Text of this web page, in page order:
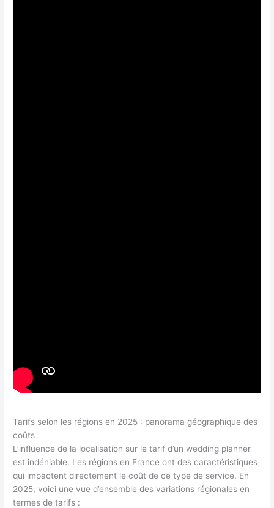
Tarifs selon les régions en 2025 : panorama géographique des
coûts
L’influence de la localisation sur le tarif d’un wedding planner
est indéniable. Les régions en France ont des caractéristiques
qui impactent directement le coût de ce type de service. En
2025, voici une vue d’ensemble des variations régionales en
termes de tarifs :